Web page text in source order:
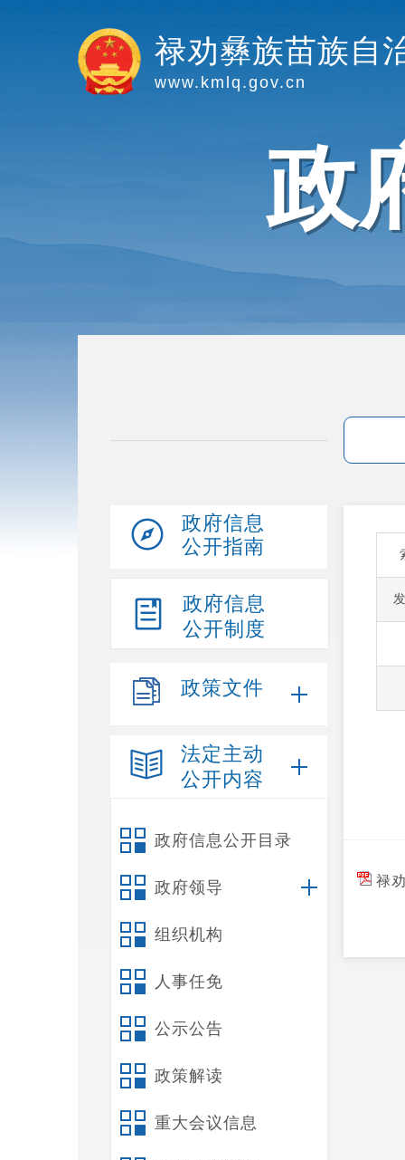
禄劝彝族苗族自
www.kmlq.gov.cn
政
政府信息
公开指南
政府信息
公开制度
政策文件
法定主动
公开内容
政府信息公开目录
政府领导
组织机构
人事任免
公示公告
政策解读
重大会议信息
禄